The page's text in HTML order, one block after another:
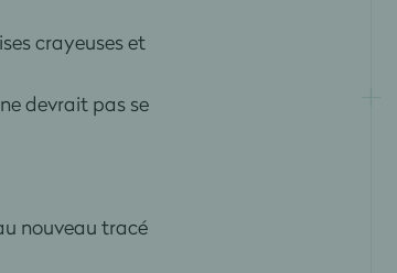
crayeuses et
devrait pas se
nouveau tracé